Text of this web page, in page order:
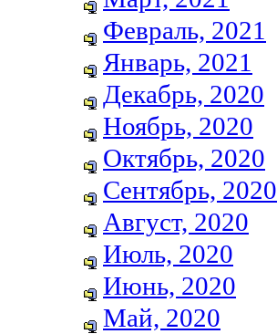
Февраль, 2021
Январь, 2021
Декабрь, 2020
Ноябрь, 2020
Октябрь, 2020
Сентябрь, 2020
Август, 2020
Июль, 2020
Июнь, 2020
Май, 2020